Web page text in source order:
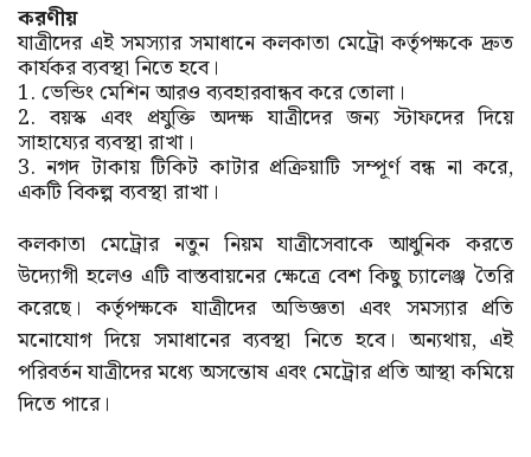
করণীয়
যাত্রীদের এই সমস্যার সমাধানে কলকাতা মেট্রো কর্তৃপক্ষকে দ্রুত
কার্যকর ব্যবস্থা নিতে হবে।
1. ভেন্ডিং মেশিন আরও ব্যবহারবান্ধব করে তোলা।
2. বয়স্ক এবং প্রযুক্তি অদক্ষ যাত্রীদের জন্য স্টাফদের দিয়ে
সাহায্যের ব্যবস্থা রাখা।
3. নগদ টাকায় টিকিট কাটার প্রক্রিয়াটি সম্পূর্ণ বন্ধ না করে,
একটি বিকল্প ব্যবস্থা রাখা।
কলকাতা মেট্রোর নতুন নিয়ম যাত্রীসেবাকে আধুনিক করতে
উদ্যোগী হলেও এটি বাস্তবায়নের ক্ষেত্রে বেশ কিছু চ্যালেঞ্জ তৈরি
করেছে। কর্তৃপক্ষকে যাত্রীদের অভিজ্ঞতা এবং সমস্যার প্রতি
মনোযোগ দিয়ে সমাধানের ব্যবস্থা নিতে হবে। অন্যথায়, এই
পরিবর্তন যাত্রীদের মধ্যে অসন্তোষ এবং মেট্রোর প্রতি আস্থা কমিয়ে
দিতে পারে।